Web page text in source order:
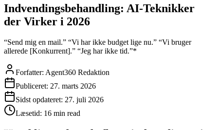
Indvendingsbehandling: AI-Teknikker
der Virker i 2026
“Send mig en mail.” “Vi har ikke budget lige nu.” “Vi bruger
allerede [Konkurrent].” “Jeg har ikke tid.”*
Forfatter: Agent360 Redaktion
Publiceret: 27. marts 2026
Sidst opdateret: 27. juli 2026
Læsetid: 16 min read